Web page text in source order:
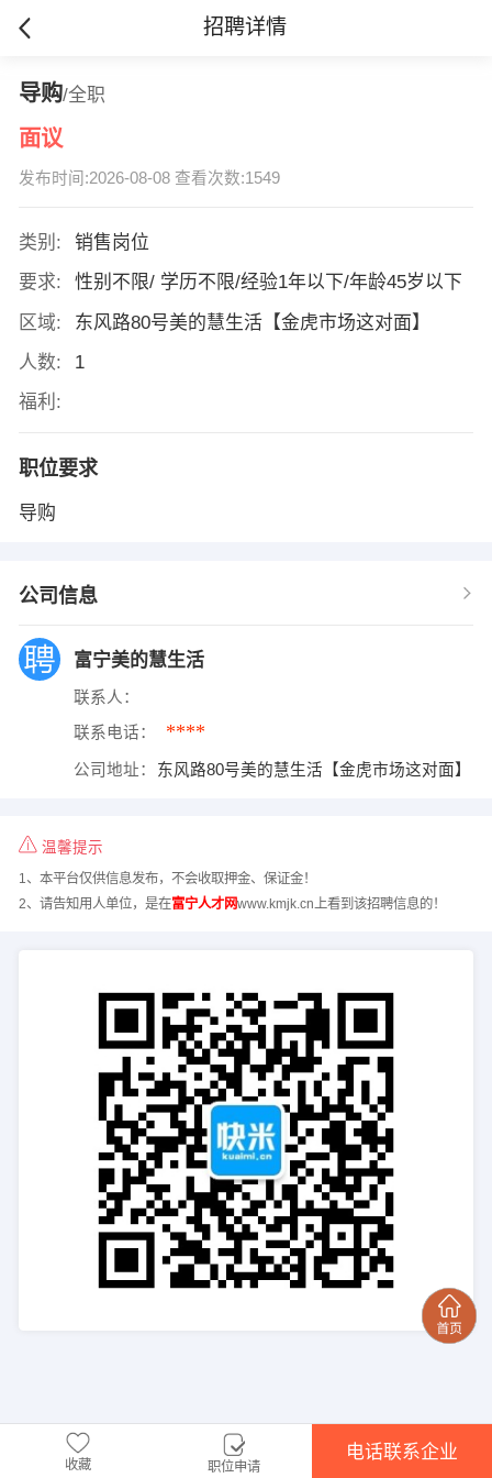
招聘详情
导购/全职
面议
发布时间:2026-08-08 查看次数:1549
类别:
销售岗位
要求:
性别不限/ 学历不限/经验1年以下/年龄45岁以下
区域:
东风路80号美的慧生活【金虎市场这对面】
人数:
1
福利:
职位要求
导购
公司信息
富宁美的慧生活
联系人：
联系电话： ****
公司地址： 东风路80号美的慧生活【金虎市场这对面】
温馨提示
1、本平台仅供信息发布，不会收取押金、保证金！
2、请告知用人单位，是在富宁人才网www.kmjk.cn上看到该招聘信息的！
收藏 职位申请
电话联系企业